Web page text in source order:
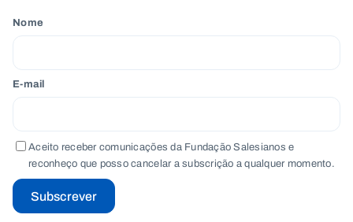
Nome
E-mail
Aceito receber comunicações da Fundação Salesianos e
reconheço que posso cancelar a subscrição a qualquer momento.
Subscrever